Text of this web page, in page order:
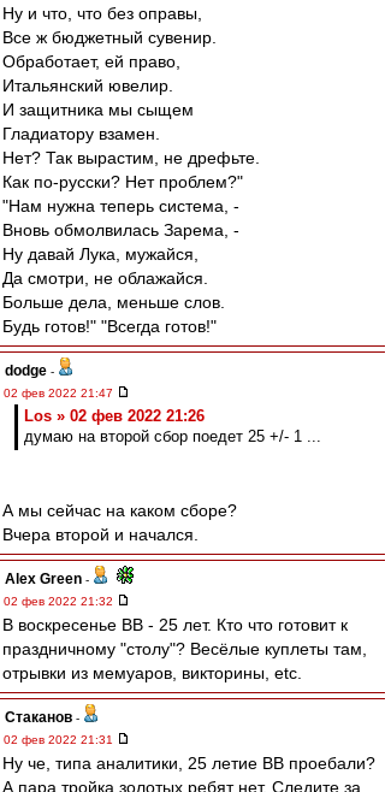
Ну и что, что без оправы,
Все ж бюджетный сувенир.
Обработает, ей право,
Итальянский ювелир.
И защитника мы сыщем
Гладиатору взамен.
Нет? Так вырастим, не дрефьте.
Как по-русски? Нет проблем?"
"Нам нужна теперь система, -
Вновь обмолвилась Зарема, -
Ну давай Лука, мужайся,
Да смотри, не облажайся.
Больше дела, меньше слов.
Будь готов!" "Всегда готов!"
dodge -
02 фев 2022 21:47
Los » 02 фев 2022 21:26
думаю на второй сбор поедет 25 +/- 1 ...
А мы сейчас на каком сборе?
Вчера второй и начался.
Alex Green -
02 фев 2022 21:32
В воскресенье ВВ - 25 лет. Кто что готовит к
праздничному "столу"? Весёлые куплеты там,
отрывки из мемуаров, викторины, etc.
Cтаканов -
02 фев 2022 21:31
Ну че, типа аналитики, 25 летие ВВ проебали?
А пара тройка золотых ребят нет. Следите за